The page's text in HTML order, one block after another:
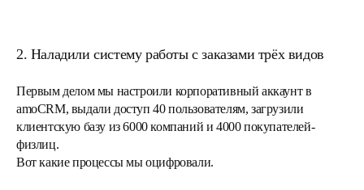
2. Наладили систему работы с заказами трёх видов
Первым делом мы настроили корпоративный аккаунт в
amoCRM, выдали доступ 40 пользователям, загрузили
клиентскую базу из 6000 компаний и 4000 покупателей-
физлиц.
Вот какие процессы мы оцифровали.